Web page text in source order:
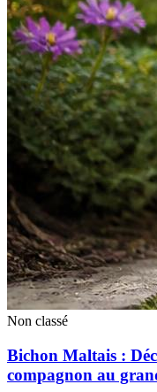
Non classé
Bichon Maltais :
compagnon au